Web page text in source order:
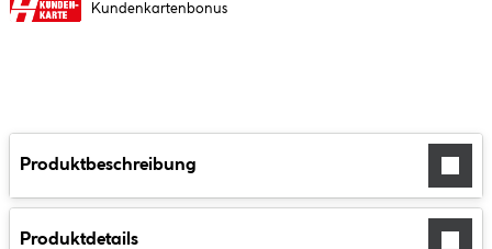
Kundenkartenbonus
Produktbeschreibung
Produktdetails